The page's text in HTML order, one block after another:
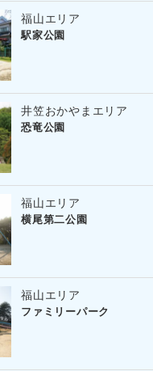
福山エリア
駅家公園
井笠おかやまエリア
恐竜公園
福山エリア
横尾第二公園
福山エリア
ファミリーパーク